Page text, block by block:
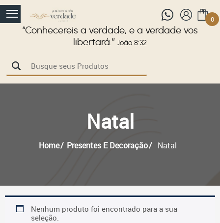
“Conhecereis a verdade, e a verdade vos
libertará.” João 8:32
0
Natal
Home Presentes E Decoração Natal
Nenhum produto foi encontrado para a sua
seleção.